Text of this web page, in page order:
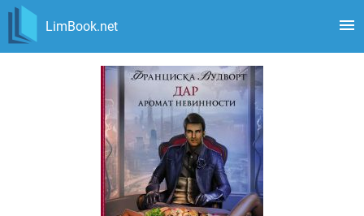
LimBook.net